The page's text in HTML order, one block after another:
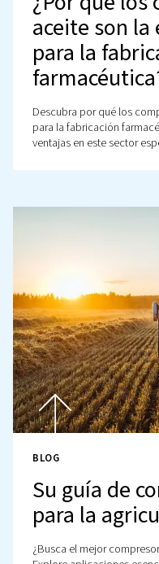
BLOG
¿Qué
debería
el sector
Descubra qué
Compare las
de aire, de tornillo